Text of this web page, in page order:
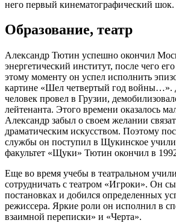
него первый кинематографический шок.
Образование, театр
Александр Тютин успешно окончил
энергетический институт, после чего
этому моменту он успел исполнить
картине «Шел четвертый год войны…».
человек провел в Грузии,
лейтенанта. Этого времени оказалось
Александр забыл о своем желании
драматическим искусством. Поэтому
службы он поступил в Щукинское
факультет «Щуки» Тютин окончил в
Еще во время учебы в театральном
сотрудничать с театром «Игроки». Он
постановках и добился определенных
режиссера. Яркие роли он исполнил в
взаимной переписки» и «Черта».